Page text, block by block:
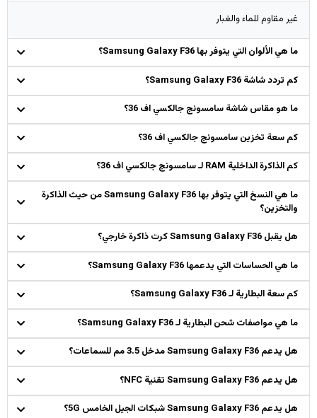
غير مقاوم للماء والغبار
ما هي الألوان التي يتوفر بها Samsung Galaxy F36؟
كم تردد شاشة Samsung Galaxy F36؟
ما هو مقاس شاشة سامسونج جالكسي اف 36؟
كم سعة تخزين سامسونج جالكسي اف 36؟
كم الذاكرة الداخلية RAM لـ سامسونج جالكسي اف 36؟
ما هي النسخ التي يتوفر بها Samsung Galaxy F36 من حيث الذاكرة
والتخزين؟
هل يقبل Samsung Galaxy F36 كرت ذاكرة خارجي؟
ما هي الحساسات التي يدعمها Samsung Galaxy F36؟
كم سعة البطارية لـ Samsung Galaxy F36؟
ما هي مواصفات شحن البطارية لـ Samsung Galaxy F36؟
هل يدعم Samsung Galaxy F36 مدخل 3.5 مم للسماعات؟
هل يدعم Samsung Galaxy F36 تقنية NFC؟
هل يدعم Samsung Galaxy F36 شبكات الجيل الخامس 5G؟